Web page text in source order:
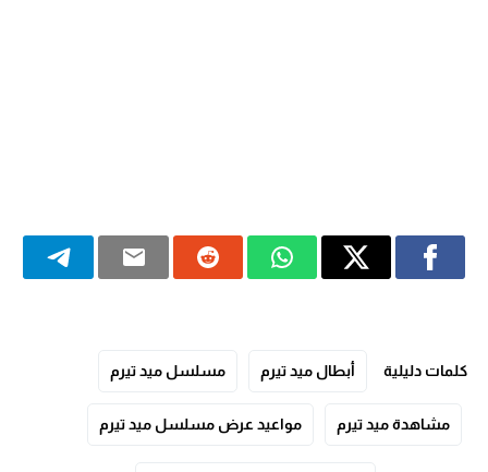
كلمات دليلية أبطال ميد تيرم مسلسل ميد تيرم
مشاهدة ميد تيرم مواعيد عرض مسلسل ميد تيرم